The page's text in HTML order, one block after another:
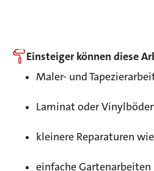
Einsteiger können diese
Maler- und
Laminat oder
kleinere Reparaturen
einfache